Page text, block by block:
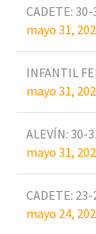
CADETE:
mayo 31,
INFANTIL
mayo 31,
ALEVÍN: 30-
mayo 31,
CADETE:
mayo 24,